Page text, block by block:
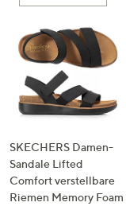
SKECHERS Damen-
Sandale Lifted
Comfort verstellbare
Riemen Memory Foam